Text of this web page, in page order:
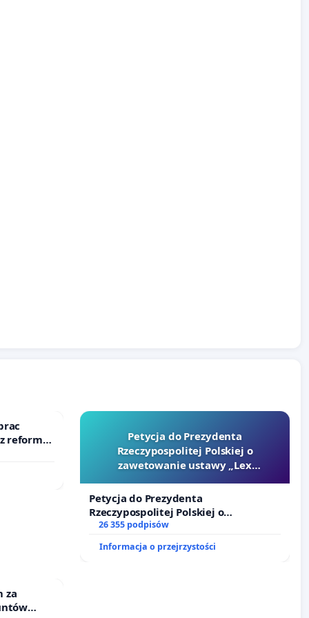
reformą
Petycja do Prezydenta
Rzeczypospolitej Polskiej o
zawetowanie ustawy „Lex
Petycja do Prezydenta
Rzeczypospolitej Polskiej o
zawetowanie ustawy „Lex Szarlatan”
26 355 podpisów
Informacja o przejrzystości
za